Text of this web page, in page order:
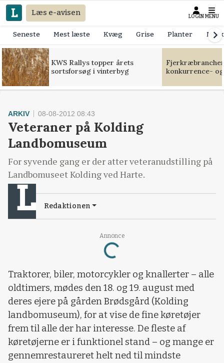
Læs e-avisen LOGIN MENU
Seneste Mest læste Kvæg Grise Planter
KWS Rallys topper årets
sortsforsøg i vinterbyg
konkurrence-
Annonce
Loading...
ARKIV 08-08-2012 08:43
Veteraner på Kolding
Landbomuseum
For syvende gang er der atter veteranudstilling på
Landbomuseet Kolding ved Harte.
Redaktionen
Traktorer, biler, motorcykler og knallerter – alle
oldtimers, mødes den 18. og 19. august med
deres ejere på gården Brødsgård (Kolding
landbomuseum), for at vise de fine køretøjer
frem til alle der har interesse. De fleste af
køretøjerne er i funktionel stand – og mange er
gennemrestaureret helt ned til mindste